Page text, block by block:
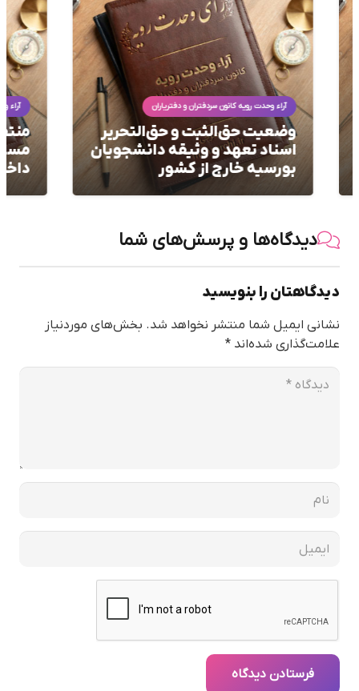
آراء وحدت رویه کانون سردفتران و دفتریاران
منتفی بودن استعلام از وزارت
مسکن و شهرسازی برای اراضی
داخل محدوده شهری
دیدگاه‌ها و پرسش‌های شما
دیدگاهتان را بنویسید
نشانی ایمیل شما منتشر نخواهد شد. بخش‌های موردنیاز
علامت‌گذاری شده‌اند *
فرستادن دیدگاه